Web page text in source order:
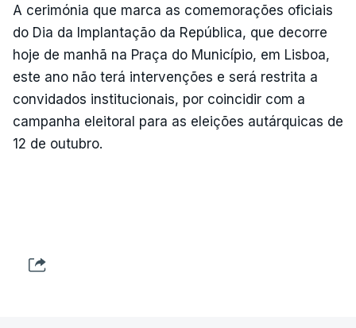
A cerimónia que marca as comemorações oficiais
do Dia da Implantação da República, que decorre
hoje de manhã na Praça do Município, em Lisboa,
este ano não terá intervenções e será restrita a
convidados institucionais, por coincidir com a
campanha eleitoral para as eleições autárquicas de
12 de outubro.